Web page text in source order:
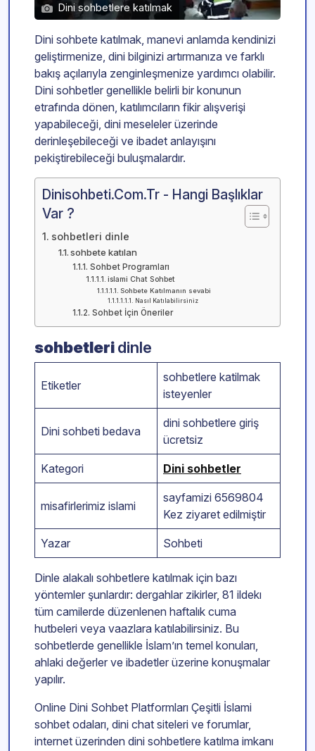
Dini sohbetlere katılmak
Dini sohbete katılmak, manevi anlamda kendinizi
geliştirmenize, dini bilginizi artırmanıza ve farklı
bakış açılarıyla zenginleşmenize yardımcı olabilir.
Dini sohbetler genellikle belirli bir konunun
etrafında dönen, katılımcıların fikir alışverişi
yapabileceği, dini meseleler üzerinde
derinleşebileceği ve ibadet anlayışını
pekiştirebileceği buluşmalardır.
Dinisohbeti.Com.Tr - Hangi Başlıklar
Var ?
sohbetleri dinle
sohbete katılan
Sohbet Programları
islami Chat Sohbet
Sohbete Katılmanın sevabi
Nasıl Katılabilirsiniz
Sohbet İçin Öneriler
sohbetleridinle
Etiketler
sohbetlere katilmak
isteyenler
Dini sohbeti bedava
dini sohbetlere giriş
ücretsiz
Kategori Dini sohbetler
misafirlerimiz islami
sayfamizi 6569804
Kez ziyaret edilmiştir
Yazar Sohbeti
Dinle alakalı sohbetlere katılmak için bazı
yöntemler şunlardır: dergahlar zikirler, 81 ildekı
tüm camilerde düzenlenen haftalık cuma
hutbeleri veya vaazlara katılabilirsiniz. Bu
sohbetlerde genellikle İslam’ın temel konuları,
ahlaki değerler ve ibadetler üzerine konuşmalar
yapılır.
Online Dini Sohbet Platformları Çeşitli İslami
sohbet odaları, dini chat siteleri ve forumlar,
internet üzerinden dini sohbetlere katılma imkanı